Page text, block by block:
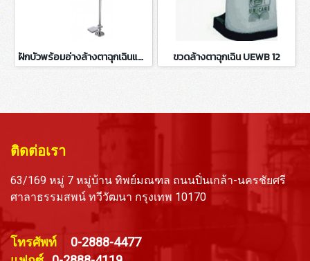
ฝักบัวพร้อมอ่างล้างตาฉุกเฉินแบบมือผลักเท้าเหยียบ SPY1107F ขวดล้างตาฉุกเฉิน UEWB 12
ติดต่อเรา
63/169 หมู่ 7 หมู่บ้าน ทิพย์มณฑล ถนนปิ่นเกล้า-นครชัยศรี
ศาลาธรรมสพน์ ทวีวัฒนา กรุงเทพ 10170
โทรศัพท์ 0-2888-4477